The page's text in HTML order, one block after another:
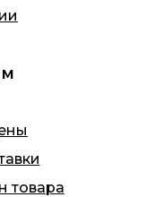
товара